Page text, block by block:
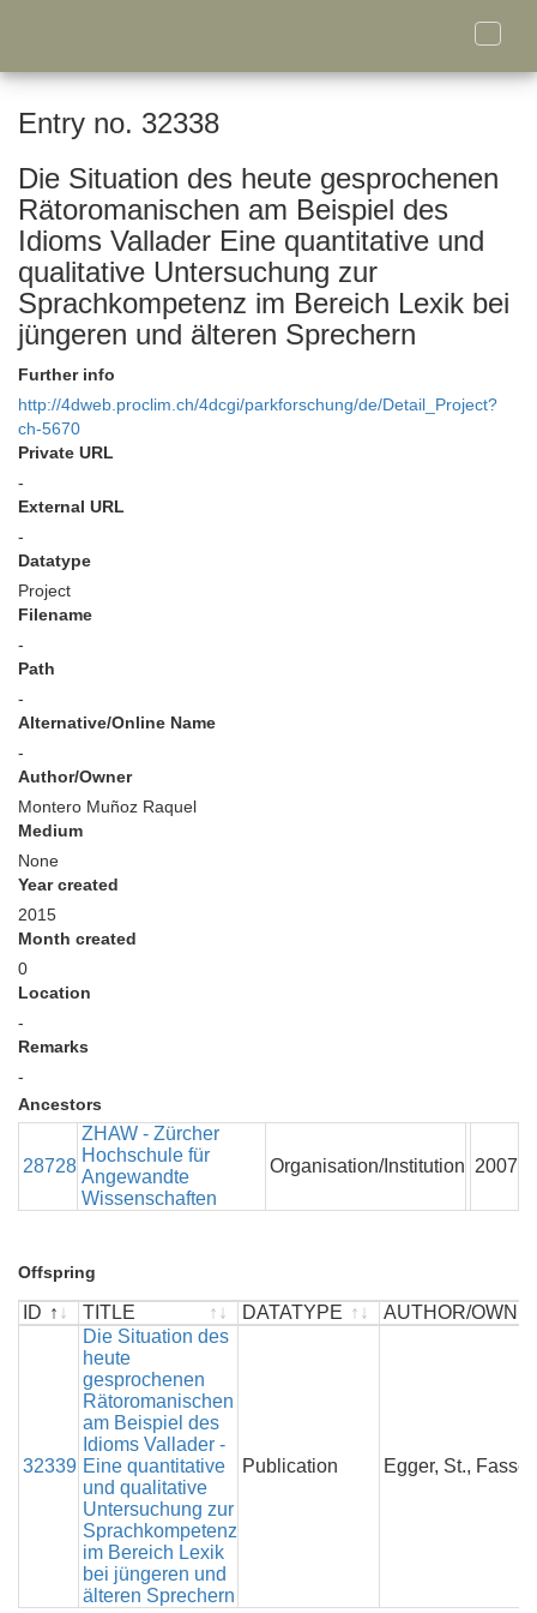
Toggle
Entry no. 32338
Die Situation des heute gesprochenen
Rätoromanischen am Beispiel des
Idioms Vallader Eine quantitative und
qualitative Untersuchung zur
Sprachkompetenz im Bereich Lexik bei
jüngeren und älteren Sprechern
Further info
http://4dweb.proclim.ch/4dcgi/parkforschung/de/Detail_Project?
ch-5670
Private URL
-
External URL
-
Datatype
Project
Filename
-
Path
-
Alternative/Online Name
-
Author/Owner
Montero Muñoz Raquel
Medium
None
Year created
2015
Month created
0
Location
-
Remarks
-
Ancestors
28728
ZHAW - Zürcher
Hochschule für
Angewandte
Wissenschaften
Organisation/Institution 2007
Offspring
ID TITLE DATATYPE
AUTHOR/
TITLE
32339
Die Situation des
heute
gesprochenen
Rätoromanischen
am Beispiel des
Idioms Vallader -
Eine quantitative
und qualitative
Untersuchung zur
Sprachkompetenz
im Bereich Lexik
bei jüngeren und
älteren Sprechern
Publication Egger, St.,